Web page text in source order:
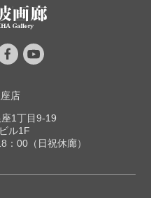
店
1丁目9-19
ル1F
：00（日祝休廊）